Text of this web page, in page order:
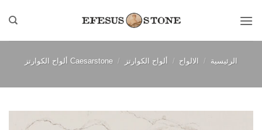
للمحتوى
الرئيسية / الالواح / ألواح الكوارتز / Caesarstone ألواح الكوارتز